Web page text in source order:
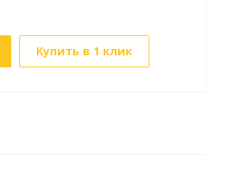
Купить в 1 клик